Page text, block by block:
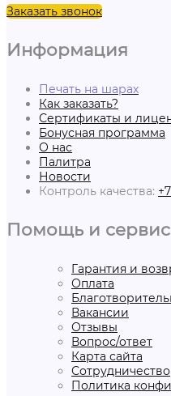
Заказать звонок
Информация
Печать на шарах
Как заказать?
Сертификаты и
Бонусная программа
О нас
Палитра
Новости
Контроль качества:
Помощь и сервис
Гарантия и
Оплата
Вакансии
Отзывы
Вопрос/ответ
Карта сайта
Сотрудничество
Политика